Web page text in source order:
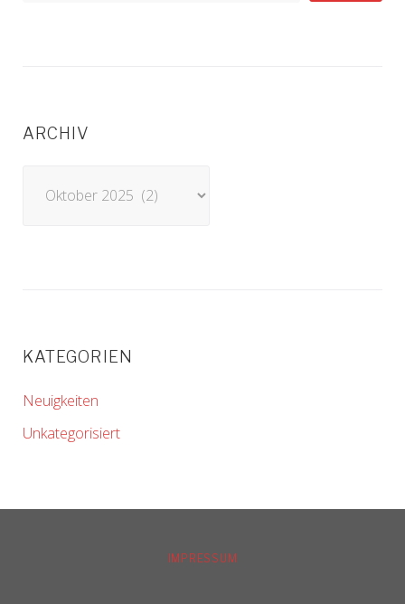
ARCHIV
KATEGORIEN
Neuigkeiten
Unkategorisiert
IMPRESSUM